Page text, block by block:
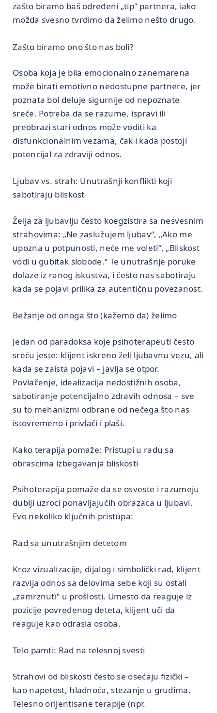
zašto biramo baš određeni „tip“ partnera, iako
možda svesno tvrdimo da želimo nešto drugo.
Zašto biramo ono što nas boli?
Osoba koja je bila emocionalno zanemarena
može birati emotivno nedostupne partnere, jer
poznata bol deluje sigurnije od nepoznate
sreće. Potreba da se razume, ispravi ili
preobrazi stari odnos može voditi ka
disfunkcionalnim vezama, čak i kada postoji
potencijal za zdraviji odnos.
Ljubav vs. strah: Unutrašnji konflikti koji
sabotiraju bliskost
Želja za ljubavlju često koegzistira sa nesvesnim
strahovima: „Ne zaslužujem ljubav“, „Ako me
upozna u potpunosti, neće me voleti“, „Bliskost
vodi u gubitak slobode.“ Te unutrašnje poruke
dolaze iz ranog iskustva, i često nas sabotiraju
kada se pojavi prilika za autentičnu povezanost.
Bežanje od onoga što (kažemo da) želimo
Jedan od paradoksa koje psihoterapeuti često
sreću jeste: klijent iskreno želi ljubavnu vezu, ali
kada se zaista pojavi – javlja se otpor.
Povlačenje, idealizacija nedostižnih osoba,
sabotiranje potencijalno zdravih odnosa – sve
su to mehanizmi odbrane od nečega što nas
istovremeno i privlači i plaši.
Kako terapija pomaže: Pristupi u radu sa
obrascima izbegavanja bliskosti
Psihoterapija pomaže da se osveste i razumeju
dublji uzroci ponavljajućih obrazaca u ljubavi.
Evo nekoliko ključnih pristupa:
Rad sa unutrašnjim detetom
Kroz vizualizacije, dijalog i simbolički rad, klijent
razvija odnos sa delovima sebe koji su ostali
„zamrznuti“ u prošlosti. Umesto da reaguje iz
pozicije povređenog deteta, klijent uči da
reaguje kao odrasla osoba.
Telo pamti: Rad na telesnoj svesti
Strahovi od bliskosti često se osećaju fizički –
kao napetost, hladnoća, stezanje u grudima.
Telesno orijentisane terapije (npr.